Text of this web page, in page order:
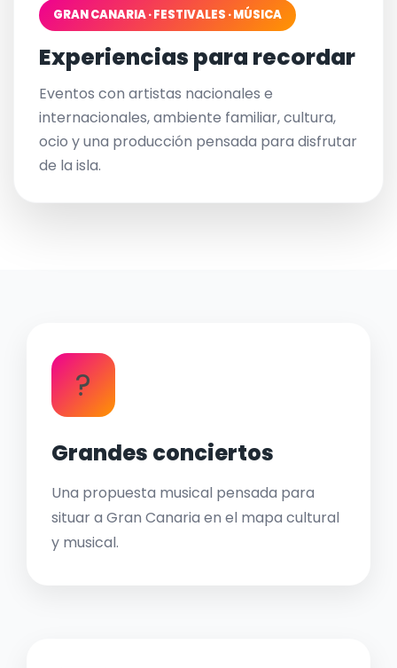
GRAN CANARIA · FESTIVALES · MÚSICA
Experiencias para recordar
Eventos con artistas nacionales e
internacionales, ambiente familiar, cultura,
ocio y una producción pensada para disfrutar
de la isla.
?
Grandes conciertos
Una propuesta musical pensada para
situar a Gran Canaria en el mapa cultural
y musical.